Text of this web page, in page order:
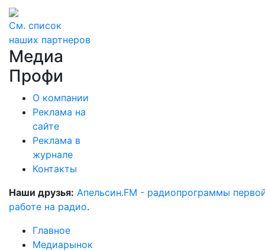
См. список
наших партнеров
Медиа
Профи
О компании
Реклама на
сайте
Реклама в
журнале
Контакты
Наши друзья: Апельсин.FM - радиопрограммы
работе на радио.
Главное
Медиарынок